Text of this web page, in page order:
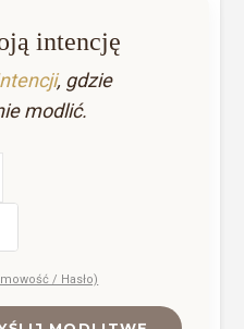
intencję
, gdzie
modlić.
/ Hasło)